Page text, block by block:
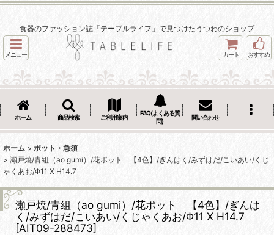
食器のファッション誌「テーブルライフ」で見つけたうつわのショップ
メニュー カート おすすめ
ホーム 商品検索 ご利用案内
FAQ(よくある質
問)
問い合わせ
ホーム > ポット・急須
> 瀬戸焼/青組（ao gumi）/花ポット 【4色】/ぎんはく/みずはだ/こいあい/くじ
ゃくあお/Φ11 X H14.7
瀬戸焼/青組（ao gumi）/花ポット 【4色】/ぎんは
く/みずはだ/こいあい/くじゃくあお/Φ11 X H14.7
[AIT09-288473]